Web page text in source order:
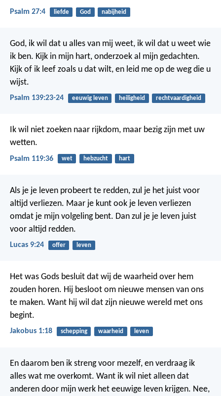
Psalm 27:4 liefde God nabijheid
God, ik wil dat u alles van mij weet, ik wil dat u weet wie
ik ben. Kijk in mijn hart, onderzoek al mijn gedachten.
Kijk of ik leef zoals u dat wilt, en leid me op de weg die u
wijst.
Psalm 139:23-24 eeuwig leven heiligheid rechtvaardigheid
Ik wil niet zoeken naar rijkdom, maar bezig zijn met uw
wetten.
Psalm 119:36 wet hebzucht hart
Als je je leven probeert te redden, zul je het juist voor
altijd verliezen. Maar je kunt ook je leven verliezen
omdat je mijn volgeling bent. Dan zul je je leven juist
voor altijd redden.
Lucas 9:24 offer leven
Het was Gods besluit dat wij de waarheid over hem
zouden horen. Hij besloot om nieuwe mensen van ons
te maken. Want hij wil dat zijn nieuwe wereld met ons
begint.
Jakobus 1:18 schepping waarheid leven
En daarom ben ik streng voor mezelf, en verdraag ik
alles wat me overkomt. Want ik wil niet alleen dat
anderen door mijn werk het eeuwige leven krijgen. Nee,